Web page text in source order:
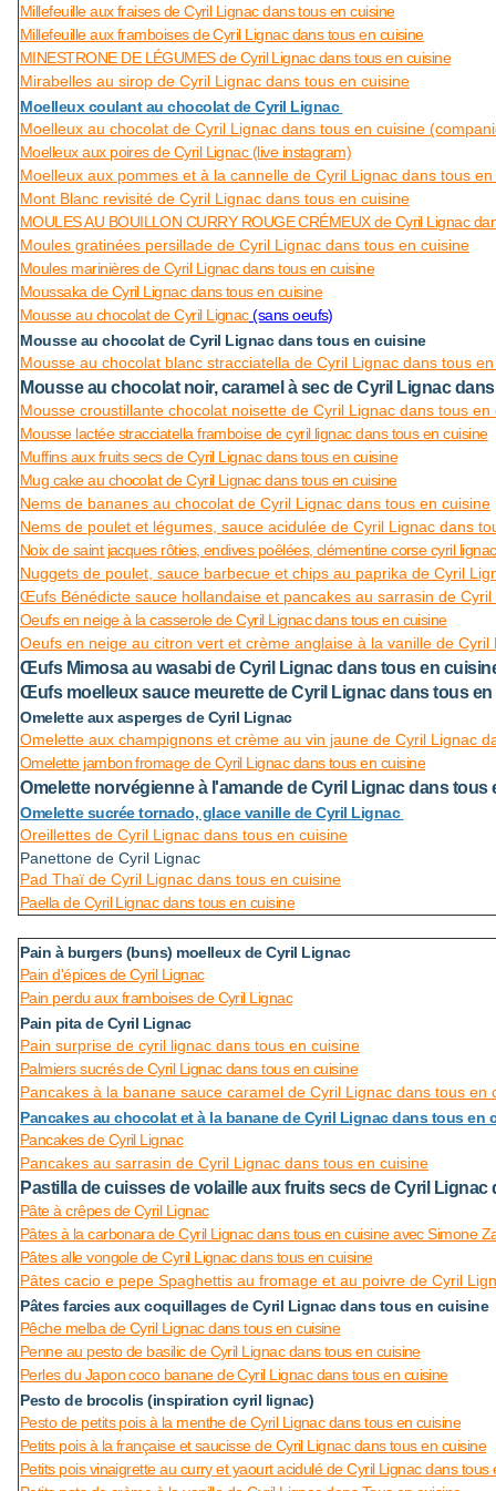
Millefeuille aux fraises de Cyril Lignac dans tous en cuisine
Millefeuille aux framboises de Cyril Lignac dans tous en cuisine
MINESTRONE DE LÉGUMES de Cyril Lignac dans tous en cuisine
Mirabelles au sirop de Cyril Lignac dans tous en cuisine
Moelleux coulant au chocolat de Cyril Lignac
Moelleux au chocolat de Cyril Lignac dans tous en cuisine
Moelleux aux poires de Cyril Lignac (live instagram)
Moelleux aux pommes et à la cannelle de Cyril Lignac dans tous
Mont Blanc revisité de Cyril Lignac dans tous en cuisine
MOULES AU BOUILLON CURRY ROUGE CRÉMEUX de Cyril Lignac
Moules gratinées persillade de Cyril Lignac dans tous en cuisine
Moules marinières de Cyril Lignac dans tous en cuisine
Moussaka de Cyril Lignac dans tous en cuisine
Mousse au chocolat de Cyril Lignac(sans oeufs)
Mousse au chocolat de Cyril Lignac dans tous en cuisine
Mousse au chocolat blanc stracciatella de Cyril Lignac dans tous
Mousse au chocolat noir, caramel à sec de Cyril Lignac
Mousse croustillante chocolat noisette de Cyril Lignac dans tous en
Mousse lactée stracciatella framboise de cyril lignac dans tous en cuisine
Muffins aux fruits secs de Cyril Lignac dans tous en cuisine
Mug cake au chocolat de Cyril Lignac dans tous en cuisine
Nems de bananes au chocolat de Cyril Lignac dans tous en cuisine
Nems de poulet et légumes, sauce acidulée de Cyril Lignac dans
Noix de saint jacques rôties, endives poêlées, clémentine corse cyril lignac
Nuggets de poulet, sauce barbecue et chips au paprika de Cyril
Œufs Bénédicte sauce hollandaise et pancakes au sarrasin de
Oeufs en neige à la casserole de Cyril Lignac dans tous en cuisine
Oeufs en neige au citron vert et crème anglaise à la vanille de Cyril
Œufs Mimosa au wasabi de Cyril Lignac dans tous en
Œufs moelleux sauce meurette de Cyril Lignac dans tous
Omelette aux asperges de Cyril Lignac
Omelette aux champignons et crème au vin jaune de Cyril Lignac
Omelette jambon fromage de Cyril Lignac dans tous en cuisine
Omelette norvégienne à l'amande de Cyril Lignac dans tous
Omelette sucrée tornado, glace vanille de Cyril Lignac
Oreillettes de Cyril Lignac dans tous en cuisine
Panettone de Cyril Lignac
Pad Thaï de Cyril Lignac dans tous en cuisine
Paella de Cyril Lignac dans tous en cuisine
Pain à burgers (buns) moelleux de Cyril Lignac
Pain d'épices de Cyril Lignac
Pain perdu aux framboises de Cyril Lignac
Pain pita de Cyril Lignac
Pain surprise de cyril lignac dans tous en cuisine
Palmiers sucrés de Cyril Lignac dans tous en cuisine
Pancakes à la banane sauce caramel de Cyril Lignac dans tous en
Pancakes au chocolat et à la banane de Cyril Lignac dans tous en
Pancakes de Cyril Lignac
Pancakes au sarrasin de Cyril Lignac dans tous en cuisine
Pastilla de cuisses de volaille aux fruits secs de Cyril
Pâte à crêpes de Cyril Lignac
Pâtes à la carbonara de Cyril Lignac dans tous en cuisine avec Simone
Pâtes alle vongole de Cyril Lignac dans tous en cuisine
Pâtes cacio e pepe Spaghettis au fromage et au poivre de Cyril
Pâtes farcies aux coquillages de Cyril Lignac dans tous en cuisine
Pêche melba de Cyril Lignac dans tous en cuisine
Penne au pesto de basilic de Cyril Lignac dans tous en cuisine
Perles du Japon coco banane de Cyril Lignac dans tous en cuisine
Pesto de brocolis (inspiration cyril lignac)
Pesto de petits pois à la menthe de Cyril Lignac dans tous en cuisine
Petits pois à la française et saucisse de Cyril Lignac dans tous en cuisine
Petits pois vinaigrette au curry et yaourt acidulé de Cyril Lignac dans tous